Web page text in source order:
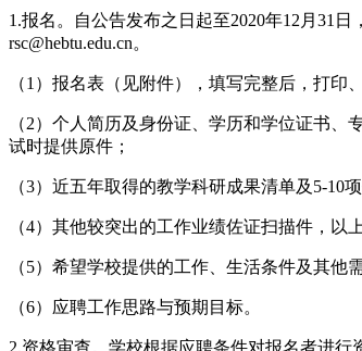
1.报名。自公告发布之日起至2020年12月31
rsc@hebtu.edu.cn。
（1）报名表（见附件），填写完整后，打印
（2）个人简历及身份证、学历和学位证书
试时提供原件；
（3）近五年取得的教学科研成果清单及5-10
（4）其他较突出的工作业绩佐证扫描件，以
（5）希望学校提供的工作、生活条件及其他
（6）应聘工作思路与预期目标。
2.资格审查。学校根据应聘条件对报名者进行